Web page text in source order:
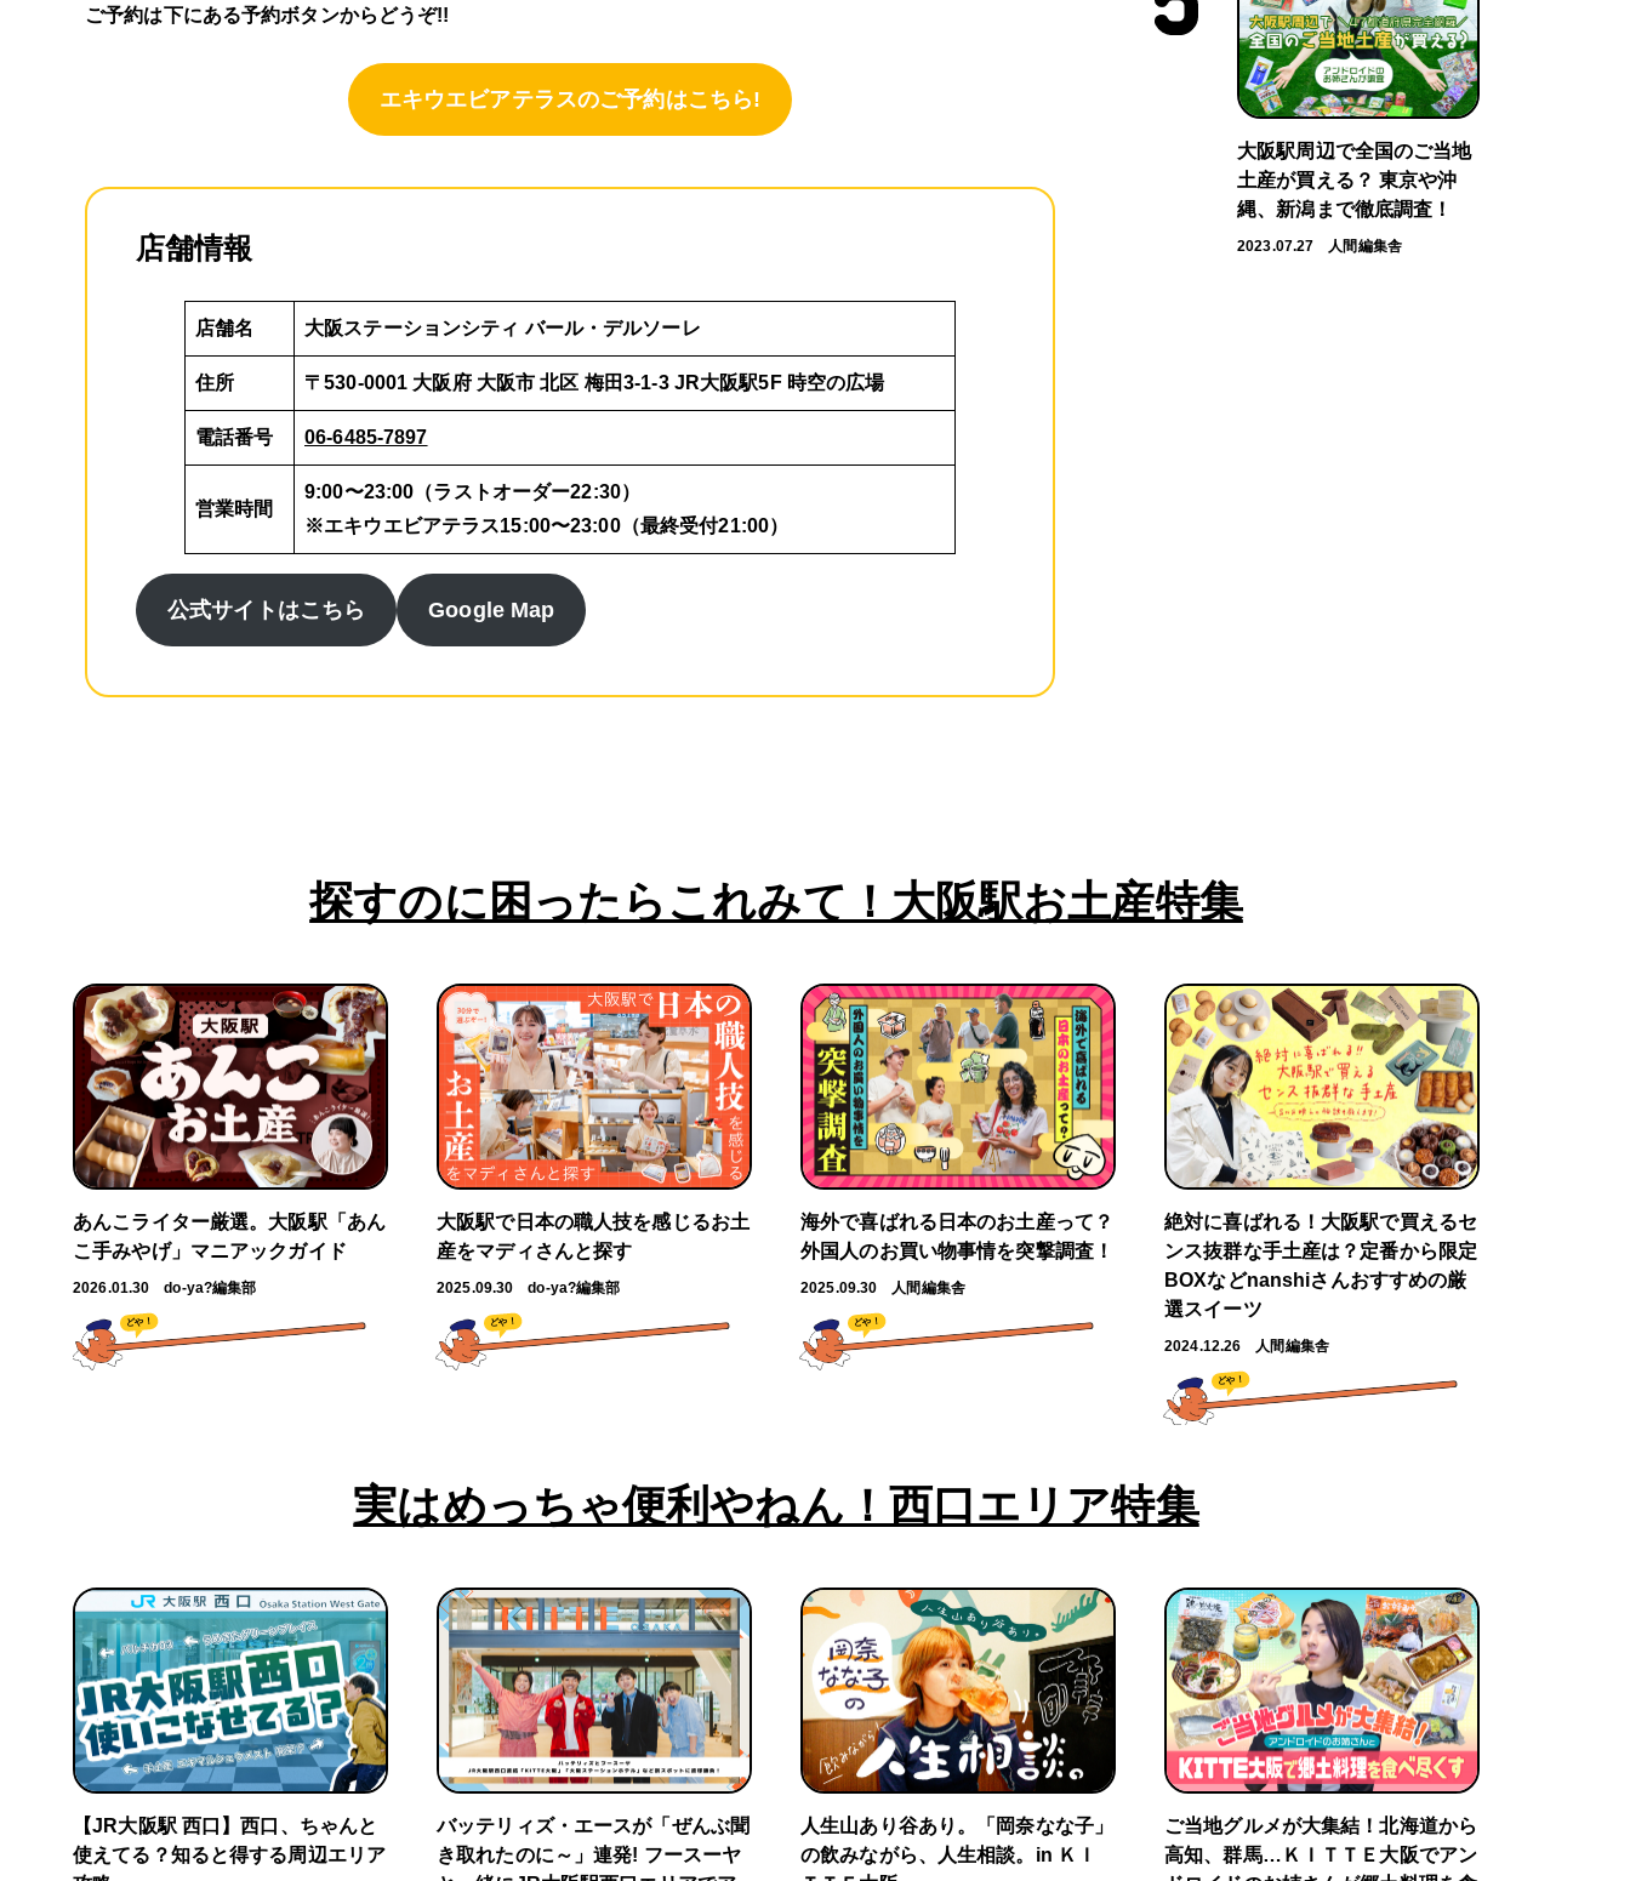
ご予約は下にある予約ボタンからどうぞ!!
エキウエビアテラスのご予約はこちら!
店舗情報
店舗名 大阪ステーションシティ バール・デルソーレ
住所 〒530-0001 大阪府 大阪市 北区 梅田3-1-3 JR大阪駅5F 時空の広場
電話番号 06-6485-7897
営業時間
9:00〜23:00（ラストオーダー22:30）
※エキウエビアテラス15:00〜23:00（最終受付21:00）
公式サイトはこちら Google Map
探すのに困ったらこれみて！大阪駅お土産特集
あんこライター厳選。大阪駅「あん
こ手みやげ」マニアックガイド
2026.01.30 do-ya?編集部
どや！
大阪駅で日本の職人技を感じるお土
産をマディさんと探す
2025.09.30 do-ya?編集部
どや！
海外で喜ばれる日本のお土産って？
外国人のお買い物事情を突撃調査！
2025.09.30 人間編集舎
どや！
絶対に喜ばれる！大阪駅で買えるセ
ンス抜群な手土産は？定番から限定
BOXなどnanshiさんおすすめの厳
選スイーツ
2024.12.26 人間編集舎
どや！
実はめっちゃ便利やねん！西口エリア特集
【JR大阪駅 西口】西口、ちゃんと
使えてる？知ると得する周辺エリア
バッテリィズ・エースが「ぜんぶ聞
き取れたのに～」連発! フースーヤ
人生山あり谷あり。「岡奈なな子」
の飲みながら、人生相談。in ＫＩ
ご当地グルメが大集結！北海道から
高知、群馬…ＫＩＴＴＥ大阪でアン
大阪駅周辺で全国のご当地
土産が買える？ 東京や沖
縄、新潟まで徹底調査！
2023.07.27 人間編集舎